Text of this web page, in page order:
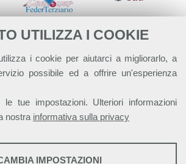
UTILIZZA I COOKIE
i cookie per aiutarci a migliorarlo, a
possibile ed a offrire un'esperienza
le tue impostazioni. Ulteriori informazioni
nostra informativa sulla privacy
IMPOSTAZIONI